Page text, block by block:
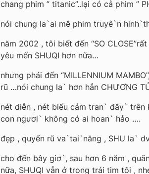
chang phim ” titanic”..lại có cả phim ”
nói chung la`ai mê phim truyê`n
năm 2002 , tôi biết đến “SO
yêu mến SHUQI hơn nữa…
nhưng phải đến “MILLENNIUM
rũ …nói chung la` hơn hẳn CHƯƠNG
nét diễn , nét biểu cảm tran` đây`
con ngươi` không có ai hoan` hảo ….
đẹp , quyến rũ va`tai`năng , SHU la`
cho đến bây giơ`, sau hơn 6 năm ,
nữa, SHUQI vẫn ở trong trái tim tôi ,